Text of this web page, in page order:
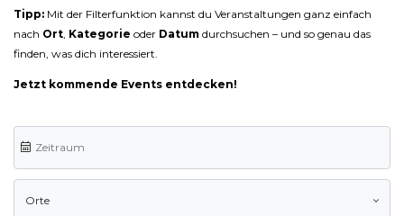
Tipp: Mit der Filterfunktion kannst du Veranstaltungen ganz einfach
nach Ort, Kategorie oder Datum durchsuchen – und so genau das
finden, was dich interessiert.
Jetzt kommende Events entdecken!
Orte